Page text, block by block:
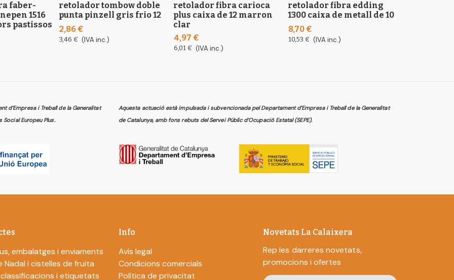
faber-
1516
pastissos
retolador tombow doble
punta pinzell gris frio 12
2,86 €
3,46 € (IVA inc.)
retolador fibra carioca
plus caixa de 12 marron
clar
4,97 €
6,01 € (IVA inc.)
retolador fibra edding
1300 caixa de metall de 10
8,70 €
10,53 € (IVA inc.)
d’Empresa i Treball de la Generalitat
Europeu Plus.
Aquesta actuació està impulsada i subvencionada pel Departament d’Empresa i Treball de la Generalitat
de Catalunya, amb fons rebuts del Servei Públic d’Ocupació Estatal (SEPE).
embalatges i enviaments
Nadal i cistelles de fruita
i etiquetats
Info
Avís legal
Condicions comercials
Política de privacitat
Novetats La Calaixera
Rep les darreres novetats,
promocions i ofertes